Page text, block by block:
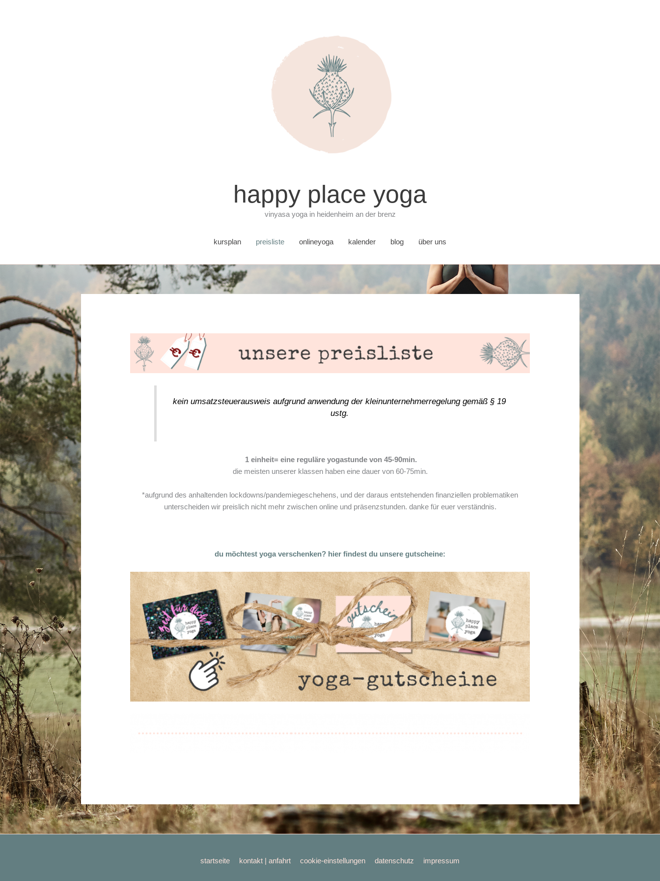
happy place yoga
vinyasa yoga in heidenheim an der brenz
kursplan preisliste onlineyoga kalender blog über uns
kein umsatzsteuerausweis aufgrund anwendung der kleinunternehmerregelung gemäß § 19
ustg.
1 einheit= eine reguläre yogastunde von 45-90min.
die meisten unserer klassen haben eine dauer von 60-75min.
*aufgrund des anhaltenden lockdowns/pandemiegeschehens, und der daraus entstehenden finanziellen problematiken
unterscheiden wir preislich nicht mehr zwischen online und präsenzstunden. danke für euer verständnis.
du möchtest yoga verschenken? hier findest du unsere gutscheine:
startseite kontakt | anfahrt cookie-einstellungen datenschutz impressum